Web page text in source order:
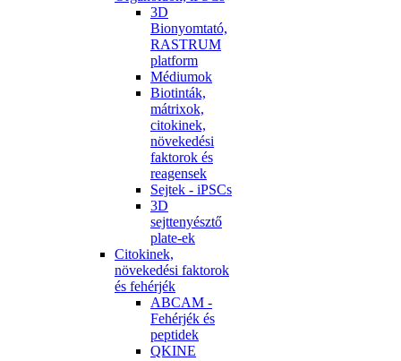
3D
Bionyomtató,
RASTRUM
platform
Médiumok
Biotinták,
mátrixok,
citokinek,
növekedési
faktorok és
reagensek
Sejtek - iPSCs
3D
sejttenyésztő
plate-ek
Citokinek,
növekedési faktorok
és fehérjék
ABCAM -
Fehérjék és
peptidek
QKINE